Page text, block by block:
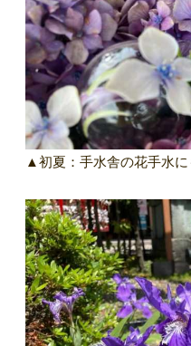
▲初夏：手水舎の花手水